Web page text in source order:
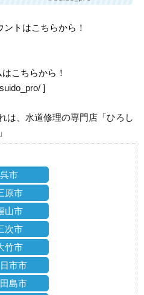
トはこちらから！
こちらから！
]
は、水道修理の専門店「ひろし
呉市
原市
山市
次市
竹市
市市
島市